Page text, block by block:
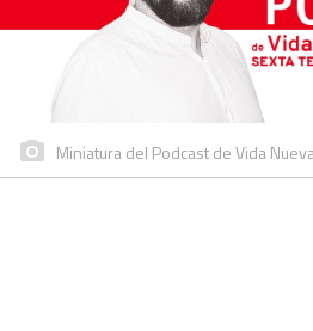
Miniatura del Podcast de Vida